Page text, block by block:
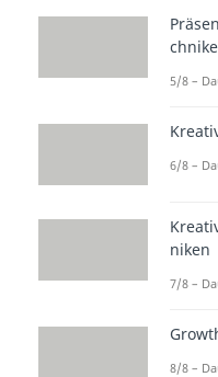
5/8 –
6/8 –
niken
7/8 –
8/8 –